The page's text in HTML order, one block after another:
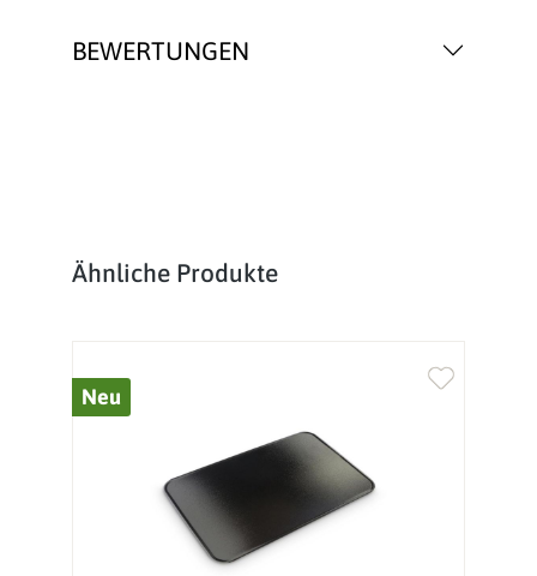
BEWERTUNGEN
Produktgalerie überspringen
Ähnliche Produkte
Neu